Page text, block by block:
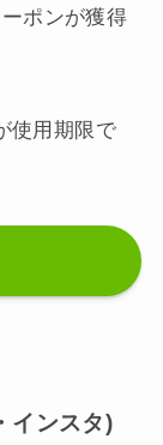
ポンが獲得
使用期限で
インスタ)